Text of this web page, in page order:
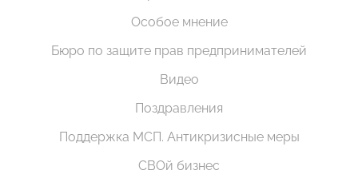
Особое мнение
Бюро по защите прав предпринимателей
Видео
Поздравления
Поддержка МСП. Антикризисные меры
СВОй бизнес